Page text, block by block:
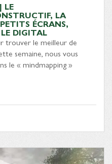
LE
LA
ÉCRANS,
DIGITAL
trouver le meilleur de
semaine, nous vous
le « mindmapping »